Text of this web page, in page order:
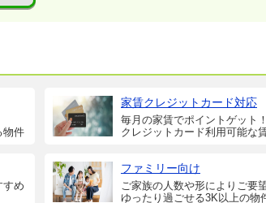
物件
家賃クレジットカード対応
毎月の家賃でポイントゲット！
クレジットカード利用可能な
すめ
ファミリー向け
ご家族の人数や形によりご要
ゆったり過ごせる3K以上の物